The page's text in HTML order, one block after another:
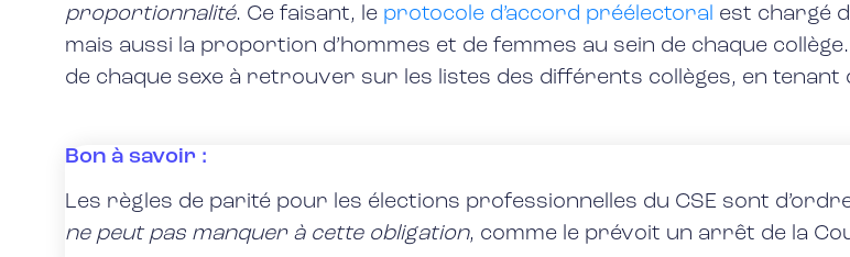
proportionnalité. Ce faisant, le protocole d’accord préélectoral est chargé
mais aussi la proportion d’hommes et de femmes au sein de chaque
de chaque sexe à retrouver sur les listes des différents collèges, en tenant
Bon à savoir :
Les règles de parité pour les élections professionnelles du CSE sont
ne peut pas manquer à cette obligation, comme le prévoit un arrêt de la